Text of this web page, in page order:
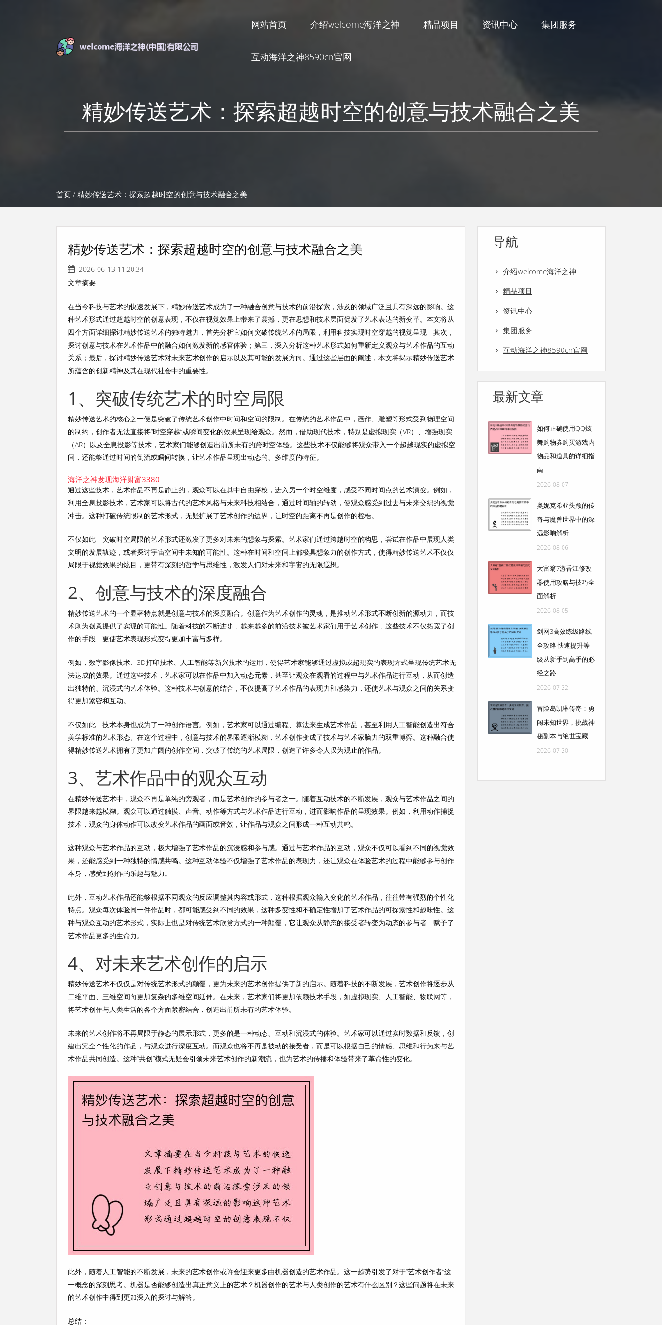
网站首页 介绍welcome海洋之神 精品项目 资讯中心 集团服务
互动海洋之神8590cn官网
精妙传送艺术：探索超越时空的创意与技术融合之美
首页 / 精妙传送艺术：探索超越时空的创意与技术融合之美
精妙传送艺术：探索超越时空的创意与技术融合之美
2026-06-13 11:20:34
文章摘要：
在当今科技与艺术的快速发展下，精妙传送艺术成为了一种融合创意与技术的前沿探索，涉及的领域广泛且具有深远的影响。这
种艺术形式通过超越时空的创意表现，不仅在视觉效果上带来了震撼，更在思想和技术层面促发了艺术表达的新变革。本文将从
四个方面详细探讨精妙传送艺术的独特魅力，首先分析它如何突破传统艺术的局限，利用科技实现时空穿越的视觉呈现；其次，
探讨创意与技术在艺术作品中的融合如何激发新的感官体验；第三，深入分析这种艺术形式如何重新定义观众与艺术作品的互动
关系；最后，探讨精妙传送艺术对未来艺术创作的启示以及其可能的发展方向。通过这些层面的阐述，本文将揭示精妙传送艺术
所蕴含的创新精神及其在现代社会中的重要性。
1、突破传统艺术的时空局限
精妙传送艺术的核心之一便是突破了传统艺术创作中时间和空间的限制。在传统的艺术作品中，画作、雕塑等形式受到物理空间
的制约，创作者无法直接将“时空穿越”或瞬间变化的效果呈现给观众。然而，借助现代技术，特别是虚拟现实（VR）、增强现实
（AR）以及全息投影等技术，艺术家们能够创造出前所未有的跨时空体验。这些技术不仅能够将观众带入一个超越现实的虚拟空
间，还能够通过时间的倒流或瞬间转换，让艺术作品呈现出动态的、多维度的特征。
海洋之神发现海洋财富3380
通过这些技术，艺术作品不再是静止的，观众可以在其中自由穿梭，进入另一个时空维度，感受不同时间点的艺术演变。例如，
利用全息投影技术，艺术家可以将古代的艺术风格与未来科技相结合，通过时间轴的转动，使观众感受到过去与未来交织的视觉
冲击。这种打破传统限制的艺术形式，无疑扩展了艺术创作的边界，让时空的距离不再是创作的桎梏。
不仅如此，突破时空局限的艺术形式还激发了更多对未来的想象与探索。艺术家们通过跨越时空的构思，尝试在作品中展现人类
文明的发展轨迹，或者探讨宇宙空间中未知的可能性。这种在时间和空间上都极具想象力的创作方式，使得精妙传送艺术不仅仅
局限于视觉效果的炫目，更带有深刻的哲学与思维性，激发人们对未来和宇宙的无限遐想。
2、创意与技术的深度融合
精妙传送艺术的一个显著特点就是创意与技术的深度融合。创意作为艺术创作的灵魂，是推动艺术形式不断创新的源动力，而技
术则为创意提供了实现的可能性。随着科技的不断进步，越来越多的前沿技术被艺术家们用于艺术创作，这些技术不仅拓宽了创
作的手段，更使艺术表现形式变得更加丰富与多样。
例如，数字影像技术、3D打印技术、人工智能等新兴技术的运用，使得艺术家能够通过虚拟或超现实的表现方式呈现传统艺术无
法达成的效果。通过这些技术，艺术家可以在作品中加入动态元素，甚至让观众在观看的过程中与艺术作品进行互动，从而创造
出独特的、沉浸式的艺术体验。这种技术与创意的结合，不仅提高了艺术作品的表现力和感染力，还使艺术与观众之间的关系变
得更加紧密和互动。
不仅如此，技术本身也成为了一种创作语言。例如，艺术家可以通过编程、算法来生成艺术作品，甚至利用人工智能创造出符合
美学标准的艺术形态。在这个过程中，创意与技术的界限逐渐模糊，艺术创作变成了技术与艺术家脑力的双重博弈。这种融合使
得精妙传送艺术拥有了更加广阔的创作空间，突破了传统的艺术局限，创造了许多令人叹为观止的作品。
3、艺术作品中的观众互动
在精妙传送艺术中，观众不再是单纯的旁观者，而是艺术创作的参与者之一。随着互动技术的不断发展，观众与艺术作品之间的
界限越来越模糊。观众可以通过触摸、声音、动作等方式与艺术作品进行互动，进而影响作品的呈现效果。例如，利用动作捕捉
技术，观众的身体动作可以改变艺术作品的画面或音效，让作品与观众之间形成一种互动共鸣。
这种观众与艺术作品的互动，极大增强了艺术作品的沉浸感和参与感。通过与艺术作品的互动，观众不仅可以看到不同的视觉效
果，还能感受到一种独特的情感共鸣。这种互动体验不仅增强了艺术作品的表现力，还让观众在体验艺术的过程中能够参与创作
本身，感受到创作的乐趣与魅力。
此外，互动艺术作品还能够根据不同观众的反应调整其内容或形式，这种根据观众输入变化的艺术作品，往往带有强烈的个性化
特点。观众每次体验同一件作品时，都可能感受到不同的效果，这种多变性和不确定性增加了艺术作品的可探索性和趣味性。这
种与观众互动的艺术形式，实际上也是对传统艺术欣赏方式的一种颠覆，它让观众从静态的接受者转变为动态的参与者，赋予了
艺术作品更多的生命力。
4、对未来艺术创作的启示
精妙传送艺术不仅仅是对传统艺术形式的颠覆，更为未来的艺术创作提供了新的启示。随着科技的不断发展，艺术创作将逐步从
二维平面、三维空间向更加复杂的多维空间延伸。在未来，艺术家们将更加依赖技术手段，如虚拟现实、人工智能、物联网等，
将艺术创作与人类生活的各个方面紧密结合，创造出前所未有的艺术体验。
未来的艺术创作将不再局限于静态的展示形式，更多的是一种动态、互动和沉浸式的体验。艺术家可以通过实时数据和反馈，创
建出完全个性化的作品，与观众进行深度互动。而观众也将不再是被动的接受者，而是可以根据自己的情感、思维和行为来与艺
术作品共同创造。这种“共创”模式无疑会引领未来艺术创作的新潮流，也为艺术的传播和体验带来了革命性的变化。
此外，随着人工智能的不断发展，未来的艺术创作或许会迎来更多由机器创造的艺术作品。这一趋势引发了对于“艺术创作者”这
一概念的深刻思考。机器是否能够创造出真正意义上的艺术？机器创作的艺术与人类创作的艺术有什么区别？这些问题将在未来
的艺术创作中得到更加深入的探讨与解答。
总结：
导航
介绍welcome海洋之神
精品项目
资讯中心
集团服务
互动海洋之神8590cn官网
最新文章
如何正确使用QQ炫
舞购物券购买游戏内
物品和道具的详细指
南
2026-08-07
奥妮克希亚头颅的传
奇与魔兽世界中的深
远影响解析
2026-08-06
大富翁7游香江修改
器使用攻略与技巧全
面解析
2026-08-05
剑网3高效练级路线
全攻略 快速提升等
级从新手到高手的必
经之路
2026-07-22
冒险岛凯琳传奇：勇
闯未知世界，挑战神
秘副本与绝世宝藏
2026-07-20